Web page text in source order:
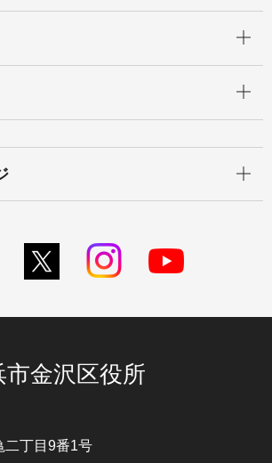
市金沢区役所
二丁目9番1号